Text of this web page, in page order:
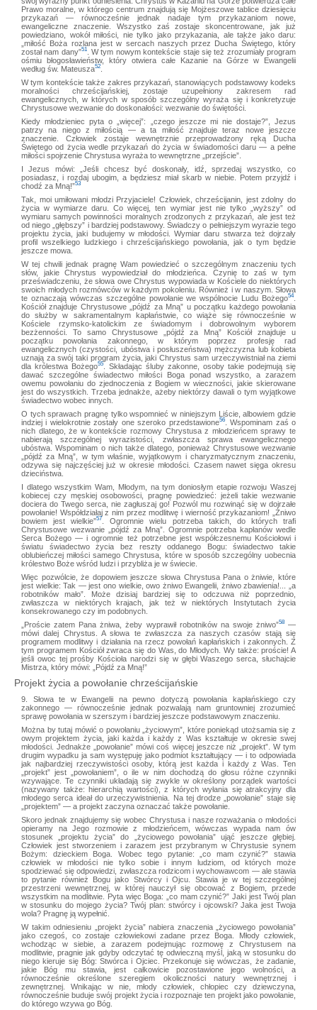
Prawo moralne, w którego centrum znajdują się Mojżeszowe tablice dziesięciu
przykazań — równocześnie jednak nadaje tym przykazaniom nowe,
ewangeliczne znaczenie. Wszystko zaś zostaje skoncentrowane, jak już
powiedziano, wokół miłości, nie tylko jako przykazania, ale także jako daru:
„miłość Boża rozlana jest w sercach naszych przez Ducha Świętego, który
został nam dany”51. W tym nowym kontekście staje się też zrozumiały program
ośmiu błogosławieństw, który otwiera całe Kazanie na Górze w Ewangelii
według św. Mateusza52
W tym kontekście także zakres przykazań, stanowiących podstawowy kodeks
moralności chrześcijańskiej, zostaje uzupełniony zakresem rad
ewangelicznych, w których w sposób szczególny wyraża się i konkretyzuje
Chrystusowe wezwanie do doskonałości: wezwanie do świętości.
Kiedy młodzieniec pyta o „więcej”: „czego jeszcze mi nie dostaje?”, Jezus
patrzy na niego z miłością — a ta miłość znajduje teraz nowe jeszcze
znaczenie. Człowiek zostaje wewnętrznie przeprowadzony ręką Ducha
Świętego od życia wedle przykazań do życia w świadomości daru — a pełne
miłości spojrzenie Chrystusa wyraża to wewnętrzne „przejście”.
I Jezus mówi: „Jeśli chcesz być doskonały, idź, sprzedaj wszystko, co
posiadasz, i rozdaj ubogim, a będziesz miał skarb w niebie. Potem przyjdź i
chodź za Mną!”53
Tak, moi umiłowani młodzi Przyjaciele! Człowiek, chrześcijanin, jest zdolny do
życia w wymiarze daru. Co więcej, ten wymiar jest nie tylko „wyższy” od
wymiaru samych powinności moralnych zrodzonych z przykazań, ale jest też
od niego „głębszy” i bardziej podstawowy. Świadczy o pełniejszym wyrazie tego
projektu życia, jaki budujemy w młodości. Wymiar daru stwarza też dojrzały
profil wszelkiego ludzkiego i chrześcijańskiego powołania, jak o tym będzie
jeszcze mowa.
W tej chwili jednak pragnę Wam powiedzieć o szczególnym znaczeniu tych
słów, jakie Chrystus wypowiedział do młodzieńca. Czynię to zaś w tym
przeświadczeniu, że słowa owe Chrystus wypowiada w Kościele do niektórych
swoich młodych rozmówców w każdym pokoleniu. Również i w naszym. Słowa
te oznaczają wówczas szczególne powołanie we wspólnocie Ludu Bożego54.
Kościół znajduje Chrystusowe „pójdź za Mną” u początku każdego powołania
do służby w sakramentalnym kapłaństwie, co wiąże się równocześnie w
Kościele rzymsko-katolickim ze świadomym i dobrowolnym wyborem
bezżenności. To samo Chrystusowe „pójdź za Mną” Kościół znajduje u
początku powołania zakonnego, w którym poprzez profesję rad
ewangelicznych (czystości, ubóstwa i posłuszeństwa) mężczyzna lub kobieta
uznają za swój taki program życia, jaki Chrystus sam urzeczywistniał na ziemi
dla królestwa Bożego55
. Składając śluby zakonne, osoby takie podejmują się
dawać szczególne świadectwo miłości Boga ponad wszystko, a zarazem
owemu powołaniu do zjednoczenia z Bogiem w wieczności, jakie skierowane
jest do wszystkich. Trzeba jednakże, ażeby niektórzy dawali o tym wyjątkowe
świadectwo wobec innych.
O tych sprawach pragnę tylko wspomnieć w niniejszym Liście, albowiem gdzie
indziej i wielokrotnie zostały one szeroko przedstawione56. Wspominam zaś o
nich dlatego, że w kontekście rozmowy Chrystusa z młodzieńcem sprawy te
nabierają szczególnej wyrazistości, zwłaszcza sprawa ewangelicznego
ubóstwa. Wspominam o nich także dlatego, ponieważ Chrystusowe wezwanie
„pójdź za Mną”, w tym właśnie, wyjątkowym i charyzmatycznym znaczeniu,
odzywa się najczęściej już w okresie młodości. Czasem nawet sięga okresu
dzieciństwa.
I dlatego wszystkim Wam, Młodym, na tym doniosłym etapie rozwoju Waszej
kobiecej czy męskiej osobowości, pragnę powiedzieć: jeżeli takie wezwanie
dociera do Twego serca, nie zagłuszaj go! Pozwól mu rozwinąć się w dojrzałe
powołanie! Współdziałaj z nim przez modlitwę i wierność przykazaniom! „Żniwo
bowiem jest wielkie”57
. Ogromnie wielu potrzeba takich, do których trafi
Chrystusowe wezwanie „pójdź za Mną”. Ogromnie potrzeba kapłanów wedle
Serca Bożego — i ogromnie też potrzebne jest współczesnemu Kościołowi i
światu świadectwo życia bez reszty oddanego Bogu: świadectwo takie
oblubieńczej miłości samego Chrystusa, które w sposób szczególny uobecnia
królestwo Boże wśród ludzi i przybliża je w świecie.
Więc pozwólcie, że dopowiem jeszcze słowa Chrystusa Pana o żniwie, które
jest wielkie: Tak — jest ono wielkie, owo żniwo Ewangelii, żniwo zbawienia!... „a
robotników mało”. Może dzisiaj bardziej się to odczuwa niż poprzednio,
zwłaszcza w niektórych krajach, jak też w niektórych Instytutach życia
konsekrowanego czy im podobnych.
„Proście zatem Pana żniwa, żeby wyprawił robotników na swoje żniwo”58—
mówi dalej Chrystus. A słowa te zwłaszcza za naszych czasów stają się
programem modlitwy i działania na rzecz powołań kapłańskich i zakonnych. Z
tym programem Kościół zwraca się do Was, do Młodych. Wy także: proście! A
jeśli owoc tej prośby Kościoła narodzi się w głębi Waszego serca, słuchajcie
Mistrza, który mówi: „Pójdź za Mną!”
Projekt życia a powołanie chrześcijańskie
9. Słowa te w Ewangelii na pewno dotyczą powołania kapłańskiego czy
zakonnego — równocześnie jednak pozwalają nam gruntowniej zrozumieć
sprawę powołania w szerszym i bardziej jeszcze podstawowym znaczeniu.
Można by tutaj mówić o powołaniu „życiowym”, które poniekąd utożsamia się z
owym projektem życia, jaki każda i każdy z Was kształtuje w okresie swej
młodości. Jednakże „powołanie” mówi coś więcej jeszcze niż „projekt”. W tym
drugim wypadku ja sam występuję jako podmiot kształtujący — i to odpowiada
jak najbardziej rzeczywistości osoby, którą jest każda i każdy z Was. Ten
„projekt” jest „powołaniem”, o ile w nim dochodzą do głosu różne czynniki
wzywające. Te czynniki układają się zwykle w określony porządek wartości
(nazywany także: hierarchią wartości), z których wyłania się atrakcyjny dla
młodego serca ideał do urzeczywistnienia. Na tej drodze „powołanie” staje się
„projektem” — a projekt zaczyna oznaczać także powołanie.
Skoro jednak znajdujemy się wobec Chrystusa i nasze rozważania o młodości
opieramy na Jego rozmowie z młodzieńcem, wówczas wypada nam ów
stosunek „projektu życia” do „życiowego powołania” ująć jeszcze głębiej.
Człowiek jest stworzeniem i zarazem jest przybranym w Chrystusie synem
Bożym: dzieckiem Boga. Wobec tego pytanie: „co mam czynić?” stawia
człowiek w młodości nie tylko sobie i innym ludziom, od których może
spodziewać się odpowiedzi, zwłaszcza rodzicom i wychowawcom — ale stawia
to pytanie również Bogu jako Stwórcy i Ojcu. Stawia je w tej szczególnej
przestrzeni wewnętrznej, w której nauczył się obcować z Bogiem, przede
wszystkim na modlitwie. Pyta więc Boga: „co mam czynić?” Jaki jest Twój plan
w stosunku do mojego życia? Twój plan: stwórcy i ojcowski? Jaka jest Twoja
wola? Pragnę ją wypełnić.
W takim odniesieniu „projekt życia” nabiera znaczenia „życiowego powołania”
jako czegoś, co zostaje człowiekowi zadane przez Boga. Młody człowiek,
wchodząc w siebie, a zarazem podejmując rozmowę z Chrystusem na
modlitwie, pragnie jak gdyby odczytać tę odwieczną myśl, jaką w stosunku do
niego kieruje się Bóg: Stwórca i Ojciec. Przekonuje się wówczas, że zadanie,
jakie Bóg mu stawia, jest całkowicie pozostawione jego wolności, a
równocześnie określone szeregiem okoliczności natury wewnętrznej i
zewnętrznej. Wnikając w nie, młody człowiek, chłopiec czy dziewczyna,
równocześnie buduje swój projekt życia i rozpoznaje ten projekt jako powołanie,
do którego wzywa go Bóg.